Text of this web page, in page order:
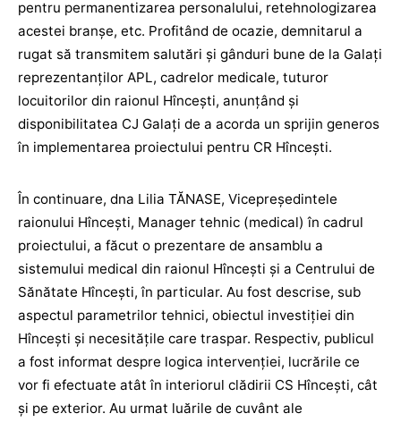
pentru permanentizarea personalului, retehnologizarea
acestei branșe, etc. Profitând de ocazie, demnitarul a
rugat să transmitem salutări și gânduri bune de la Galați
reprezentanților APL, cadrelor medicale, tuturor
locuitorilor din raionul Hîncești, anunțând și
disponibilitatea CJ Galați de a acorda un sprijin generos
în implementarea proiectului pentru CR Hîncești.
În continuare, dna Lilia TĂNASE, Vicepreședintele
raionului Hîncești, Manager tehnic (medical) în cadrul
proiectului, a făcut o prezentare de ansamblu a
sistemului medical din raionul Hîncești și a Centrului de
Sănătate Hîncești, în particular. Au fost descrise, sub
aspectul parametrilor tehnici, obiectul investiției din
Hîncești și necesitățile care traspar. Respectiv, publicul
a fost informat despre logica intervenției, lucrările ce
vor fi efectuate atât în interiorul clădirii CS Hîncești, cât
și pe exterior. Au urmat luările de cuvânt ale